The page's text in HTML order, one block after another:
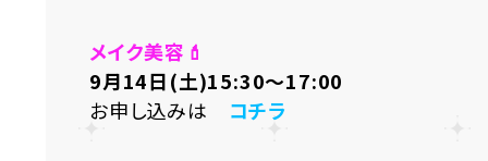
メイク美容💄
9月14日(土)15:30～17:00
お申し込みは コチラ